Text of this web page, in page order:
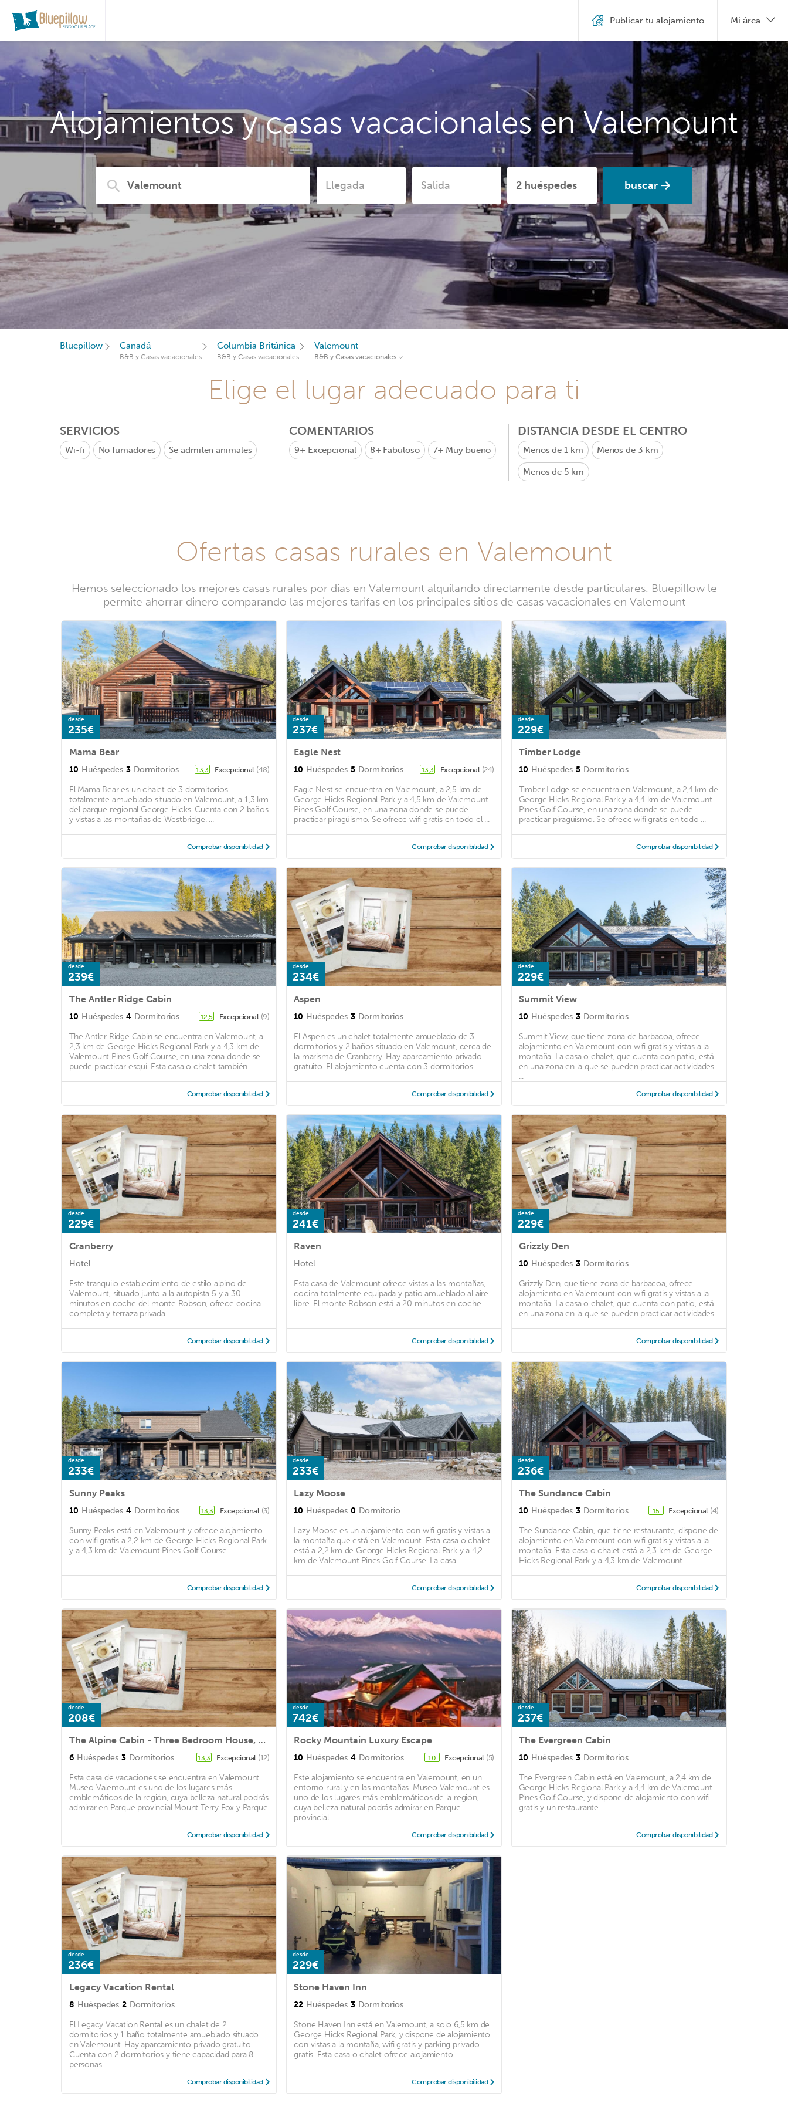
Alojamientos y casas vacacionales en Valemount
buscar
Publicar tu alojamiento Mi área
Bluepillow Canadá
B&B y Casas vacacionales
Columbia Británica
B&B y Casas vacacionales
Valemount
B&B y Casas vacacionales
Elige el lugar adecuado para ti
SERVICIOS
Wi-fi No fumadores Se admiten animales
COMENTARIOS
9+ Excepcional 8+ Fabuloso 7+ Muy bueno
DISTANCIA DESDE EL CENTRO
Menos de 1 km Menos de 3 km
Menos de 5 km
Ofertas casas rurales en Valemount
Hemos seleccionado los mejores casas rurales por días en Valemount alquilando directamente desde particulares. Bluepillow le
permite ahorrar dinero comparando las mejores tarifas en los principales sitios de casas vacacionales en Valemount
desde
235€
Mama Bear
10 Huéspedes 3 Dormitorios 13,3 Excepcional (48)
El Mama Bear es un chalet de 3 dormitorios
totalmente amueblado situado en Valemount, a 1,3 km
del parque regional George Hicks. Cuenta con 2 baños
y vistas a las montañas de Westbridge. ...
Comprobar disponibilidad
desde
237€
Eagle Nest
10 Huéspedes 5 Dormitorios 13,3 Excepcional (24)
Eagle Nest se encuentra en Valemount, a 2,5 km de
George Hicks Regional Park y a 4,5 km de Valemount
Pines Golf Course, en una zona donde se puede
practicar piragüismo. Se ofrece wifi gratis en todo el ...
Comprobar disponibilidad
desde
229€
Timber Lodge
10 Huéspedes 5 Dormitorios
Timber Lodge se encuentra en Valemount, a 2,4 km de
George Hicks Regional Park y a 4,4 km de Valemount
Pines Golf Course, en una zona donde se puede
practicar piragüismo. Se ofrece wifi gratis en todo ...
Comprobar disponibilidad
desde
239€
The Antler Ridge Cabin
10 Huéspedes 4 Dormitorios 12,5 Excepcional (9)
The Antler Ridge Cabin se encuentra en Valemount, a
2,3 km de George Hicks Regional Park y a 4,3 km de
Valemount Pines Golf Course, en una zona donde se
puede practicar esquí. Esta casa o chalet también ...
Comprobar disponibilidad
desde
234€
Aspen
10 Huéspedes 3 Dormitorios
El Aspen es un chalet totalmente amueblado de 3
dormitorios y 2 baños situado en Valemount, cerca de
la marisma de Cranberry. Hay aparcamiento privado
gratuito. El alojamiento cuenta con 3 dormitorios ...
Comprobar disponibilidad
desde
229€
Summit View
10 Huéspedes 3 Dormitorios
Summit View, que tiene zona de barbacoa, ofrece
alojamiento en Valemount con wifi gratis y vistas a la
montaña. La casa o chalet, que cuenta con patio, está
en una zona en la que se pueden practicar actividades
...
Comprobar disponibilidad
desde
229€
Cranberry
Hotel
Este tranquilo establecimiento de estilo alpino de
Valemount, situado junto a la autopista 5 y a 30
minutos en coche del monte Robson, ofrece cocina
completa y terraza privada. ...
Comprobar disponibilidad
desde
241€
Raven
Hotel
Esta casa de Valemount ofrece vistas a las montañas,
cocina totalmente equipada y patio amueblado al aire
libre. El monte Robson está a 20 minutos en coche. ...
Comprobar disponibilidad
desde
229€
Grizzly Den
10 Huéspedes 3 Dormitorios
Grizzly Den, que tiene zona de barbacoa, ofrece
alojamiento en Valemount con wifi gratis y vistas a la
montaña. La casa o chalet, que cuenta con patio, está
en una zona en la que se pueden practicar actividades
...
Comprobar disponibilidad
desde
233€
Sunny Peaks
10 Huéspedes 4 Dormitorios 13,3 Excepcional (3)
Sunny Peaks está en Valemount y ofrece alojamiento
con wifi gratis a 2,2 km de George Hicks Regional Park
y a 4,3 km de Valemount Pines Golf Course. ...
Comprobar disponibilidad
desde
233€
Lazy Moose
10 Huéspedes 0 Dormitorio
Lazy Moose es un alojamiento con wifi gratis y vistas a
la montaña que está en Valemount. Esta casa o chalet
está a 2,2 km de George Hicks Regional Park y a 4,2
km de Valemount Pines Golf Course. La casa ...
Comprobar disponibilidad
desde
236€
The Sundance Cabin
10 Huéspedes 3 Dormitorios 15 Excepcional (4)
The Sundance Cabin, que tiene restaurante, dispone de
alojamiento en Valemount con wifi gratis y vistas a la
montaña. Esta casa o chalet está a 2,3 km de George
Hicks Regional Park y a 4,3 km de Valemount ...
Comprobar disponibilidad
desde
208€
The Alpine Cabin - Three Bedroom House, Sleeps 6
6 Huéspedes 3 Dormitorios 13,3 Excepcional (12)
Esta casa de vacaciones se encuentra en Valemount.
Museo Valemount es uno de los lugares más
emblemáticos de la región, cuya belleza natural podrás
admirar en Parque provincial Mount Terry Fox y Parque
...
Comprobar disponibilidad
desde
742€
Rocky Mountain Luxury Escape
10 Huéspedes 4 Dormitorios 10 Excepcional (5)
Este alojamiento se encuentra en Valemount, en un
entorno rural y en las montañas. Museo Valemount es
uno de los lugares más emblemáticos de la región,
cuya belleza natural podrás admirar en Parque
provincial ...
Comprobar disponibilidad
desde
237€
The Evergreen Cabin
10 Huéspedes 3 Dormitorios
The Evergreen Cabin está en Valemount, a 2,4 km de
George Hicks Regional Park y a 4,4 km de Valemount
Pines Golf Course, y dispone de alojamiento con wifi
gratis y un restaurante. ...
Comprobar disponibilidad
desde
236€
Legacy Vacation Rental
8 Huéspedes 2 Dormitorios
El Legacy Vacation Rental es un chalet de 2
dormitorios y 1 baño totalmente amueblado situado
en Valemount. Hay aparcamiento privado gratuito.
Cuenta con 2 dormitorios y tiene capacidad para 8
personas. ...
Comprobar disponibilidad
desde
229€
Stone Haven Inn
22 Huéspedes 3 Dormitorios
Stone Haven Inn está en Valemount, a solo 6,5 km de
George Hicks Regional Park, y dispone de alojamiento
con vistas a la montaña, wifi gratis y parking privado
gratis. Esta casa o chalet ofrece alojamiento ...
Comprobar disponibilidad